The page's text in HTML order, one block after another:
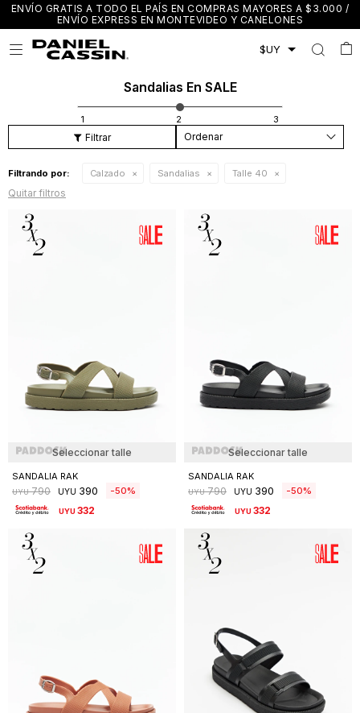
ENVÍO GRATIS A TODO EL PAÍS EN COMPRAS MAYORES A $3.000 /
ENVÍO EXPRESS EN MONTEVIDEO Y CANELONES

Sandalias En SALE
Recomendados
Filtrando por: Calzado Sandalias Talle 40
Quitar filtros
Seleccionar talle
SANDALIA RAK
UYU 790 UYU 390 50
UYU332
Seleccionar talle
SANDALIA RAK
UYU 790 UYU 390 50
UYU332